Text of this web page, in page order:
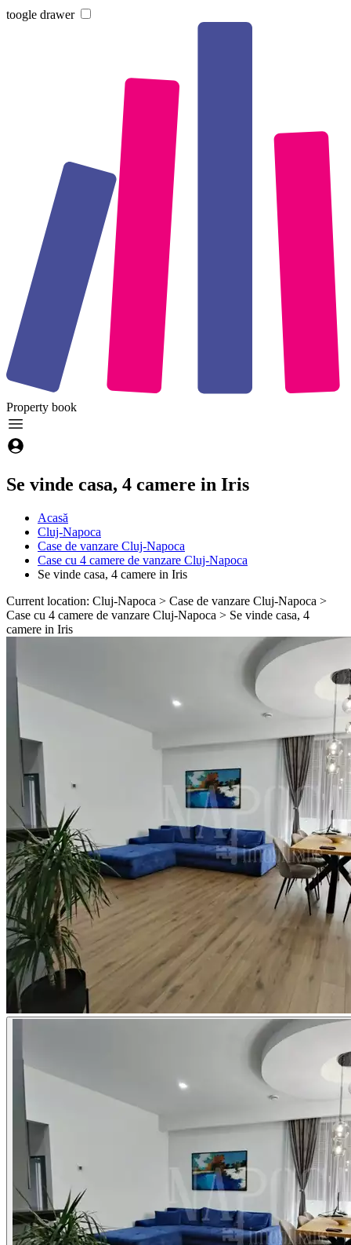
toogle drawer
Property book
Se vinde casa, 4 camere in Iris
Acasă
Cluj-Napoca
Case de vanzare Cluj-Napoca
Case cu 4 camere de vanzare Cluj-Napoca
Se vinde casa, 4 camere in Iris
Current location: Cluj-Napoca > Case de vanzare Cluj-Napoca >
Case cu 4 camere de vanzare Cluj-Napoca > Se vinde casa, 4
camere in Iris